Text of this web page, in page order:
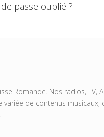
passe oublié ?
Romande. Nos radios, TV,
de contenus musicaux,